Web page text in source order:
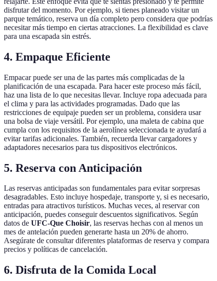
disfrutar del momento. Por ejemplo, si tienes planeado visitar un
parque temático, reserva un día completo pero considera que podrías
necesitar más tiempo en ciertas atracciones. La flexibilidad es clave
para una escapada sin estrés.
4. Empaque Eficiente
Empacar puede ser una de las partes más complicadas de la
planificación de una escapada. Para hacer este proceso más fácil,
haz una lista de lo que necesitas llevar. Incluye ropa adecuada para
el clima y para las actividades programadas. Dado que las
restricciones de equipaje pueden ser un problema, considera usar
una bolsa de viaje versátil. Por ejemplo, una maleta de cabina que
cumpla con los requisitos de la aerolínea seleccionada te ayudará a
evitar tarifas adicionales. También, recuerda llevar cargadores y
adaptadores necesarios para tus dispositivos electrónicos.
5. Reserva con Anticipación
Las reservas anticipadas son fundamentales para evitar sorpresas
desagradables. Esto incluye hospedaje, transporte y, si es necesario,
entradas para atractivos turísticos. Muchas veces, al reservar con
anticipación, puedes conseguir descuentos significativos. Según
datos de UFC-Que Choisir, las reservas hechas con al menos un
mes de antelación pueden generarte hasta un 20% de ahorro.
Asegúrate de consultar diferentes plataformas de reserva y compara
precios y políticas de cancelación.
6. Disfruta de la Comida Local